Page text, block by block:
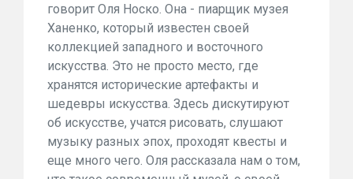
говорит Оля Носко. Она - пиарщик музея
Ханенко, который известен своей
коллекцией западного и восточного
искусства. Это не просто место, где
хранятся исторические артефакты и
шедевры искусства. Здесь дискутируют
об искусстве, учатся рисовать, слушают
музыку разных эпох, проходят квесты и
еще много чего. Оля рассказала нам о том,